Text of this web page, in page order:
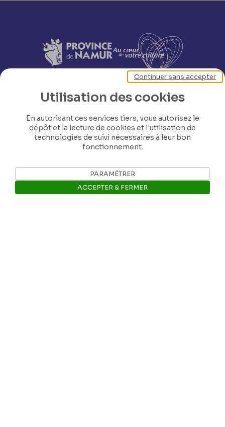
Nos coordonnées
Utilisation des cookies
En autorisant ces services tiers, vous autorisez le
dépôt et la lecture de cookies et l'utilisation de
technologies de suivi nécessaires à leur bon
fonctionnement.
Continuer sans accepter
PARAMÉTRER
ACCEPTER & FERMER